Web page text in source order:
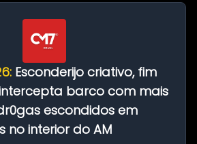
Esconderijo criativo, fim
barco com mais
escondidos em
no interior do AM